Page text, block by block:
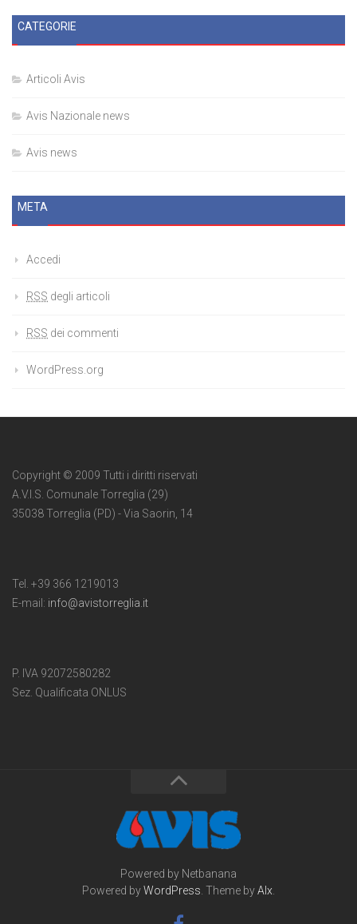
CATEGORIE
Articoli Avis
Avis Nazionale news
Avis news
META
Accedi
RSS degli articoli
RSS dei commenti
WordPress.org
Copyright © 2009 Tutti i diritti riservati
A.V.I.S. Comunale Torreglia (29)
35038 Torreglia (PD) - Via Saorin, 14
Tel. +39 366 1219013
E-mail: info@avistorreglia.it
P. IVA 92072580282
Sez. Qualificata ONLUS
Powered by Netbanana
Powered byWordPress. Theme byAlx.